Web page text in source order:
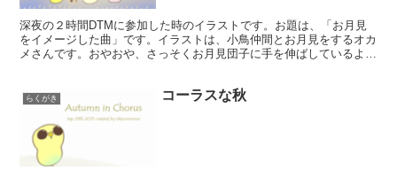
深夜の２時間DTMに参加した時のイラストです。お題は、「お月見
をイメージした曲」です。イラストは、小鳥仲間とお月見をするオカ
メさんです。おやおや、さっそくお月見団子に手を伸ばしているよう
らくがき コーラスな秋